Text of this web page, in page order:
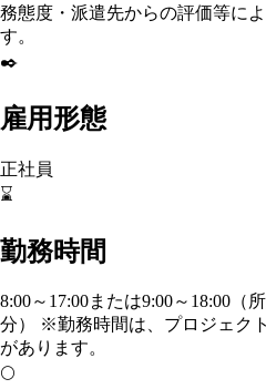
務態度・派遣先からの評価等に
す。
✒️
雇用形態
正社員
⌛
勤務時間
8:00～17:00または9:00～18:00（
分） ※勤務時間は、プロジェク
があります。
🌕